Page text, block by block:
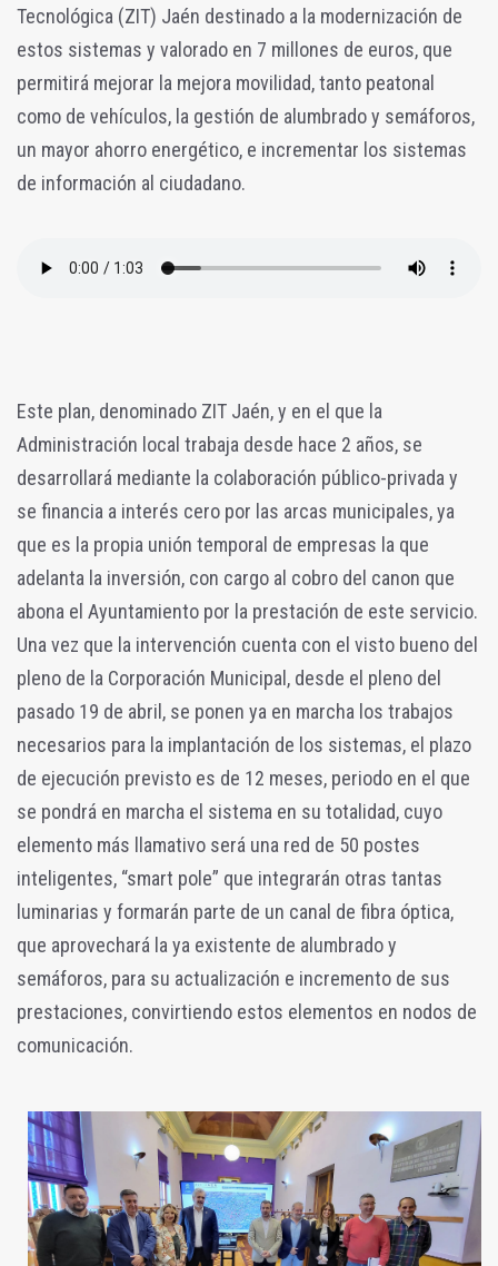
Tecnológica (ZIT) Jaén destinado a la modernización de
estos sistemas y valorado en 7 millones de euros, que
permitirá mejorar la mejora movilidad, tanto peatonal
como de vehículos, la gestión de alumbrado y semáforos,
un mayor ahorro energético, e incrementar los sistemas
de información al ciudadano.
Este plan, denominado ZIT Jaén, y en el que la
Administración local trabaja desde hace 2 años, se
desarrollará mediante la colaboración público-privada y
se financia a interés cero por las arcas municipales, ya
que es la propia unión temporal de empresas la que
adelanta la inversión, con cargo al cobro del canon que
abona el Ayuntamiento por la prestación de este servicio.
Una vez que la intervención cuenta con el visto bueno del
pleno de la Corporación Municipal, desde el pleno del
pasado 19 de abril, se ponen ya en marcha los trabajos
necesarios para la implantación de los sistemas, el plazo
de ejecución previsto es de 12 meses, periodo en el que
se pondrá en marcha el sistema en su totalidad, cuyo
elemento más llamativo será una red de 50 postes
inteligentes, “smart pole” que integrarán otras tantas
luminarias y formarán parte de un canal de fibra óptica,
que aprovechará la ya existente de alumbrado y
semáforos, para su actualización e incremento de sus
prestaciones, convirtiendo estos elementos en nodos de
comunicación.